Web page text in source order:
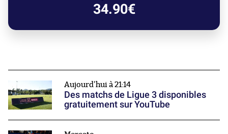
34.90€
Aujourd'hui à 21:14
Des matchs de Ligue 3 disponibles
gratuitement sur YouTube